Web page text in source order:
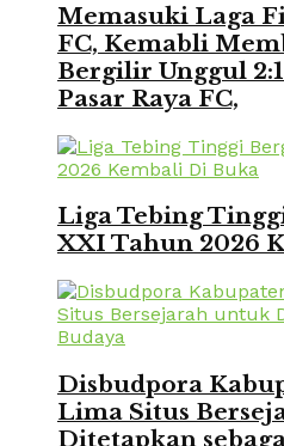
Memasuki Laga
FC, Kemabli
Bergilir Unggul
Pasar Raya FC,
Liga Tebing
XXI Tahun 2026
Disbudpora
Lima Situs
Ditetapkan